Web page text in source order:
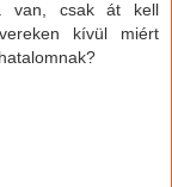
van, csak át kell
kívül miért